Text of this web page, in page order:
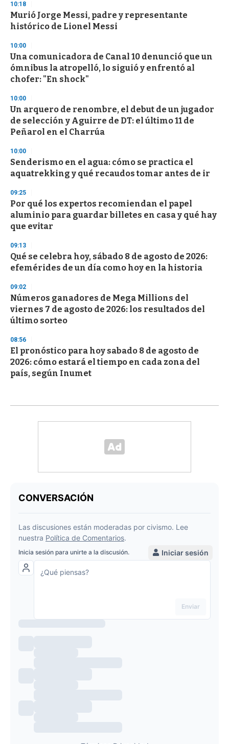
d
s
o
f
3
s
e
c
o
d
s
10:18
Murió Jorge Messi, padre y representante
histórico de Lionel Messi
10:00
Una comunicadora de Canal 10 denunció que un
ómnibus la atropelló, lo siguió y enfrentó al
chofer: "En shock"
10:00
Un arquero de renombre, el debut de un jugador
de selección y Aguirre de DT: el último 11 de
Peñarol en el Charrúa
10:00
Senderismo en el agua: cómo se practica el
aquatrekking y qué recaudos tomar antes de ir
09:25
Por qué los expertos recomiendan el papel
aluminio para guardar billetes en casa y qué hay
que evitar
09:13
Qué se celebra hoy, sábado 8 de agosto de 2026:
efemérides de un día como hoy en la historia
09:02
Números ganadores de Mega Millions del
viernes 7 de agosto de 2026: los resultados del
último sorteo
08:56
El pronóstico para hoy sabado 8 de agosto de
2026: cómo estará el tiempo en cada zona del
país, según Inumet